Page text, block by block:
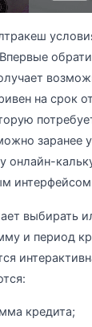
на срок
заранее
онлайн-
выбирать
и период
кредита;